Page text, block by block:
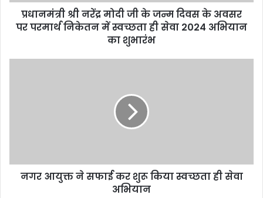
s
प्रधानमंत्री श्री नरेंद्र मोदी जी के जन्म दिवस के अवसर
पर परमार्थ निकेतन में स्वच्छता ही सेवा 2024 अभियान
का शुभारंभ
नगर आयुक्त ने सफाई कर शुरू किया स्वच्छता ही सेवा
अभियान